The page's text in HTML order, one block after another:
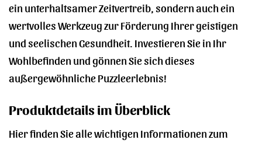
ein unterhaltsamer Zeitvertreib, sondern auch ein
wertvolles Werkzeug zur Förderung Ihrer geistigen
und seelischen Gesundheit. Investieren Sie in Ihr
Wohlbefinden und gönnen Sie sich dieses
außergewöhnliche Puzzleerlebnis!
Produktdetails im Überblick
Hier finden Sie alle wichtigen Informationen zum